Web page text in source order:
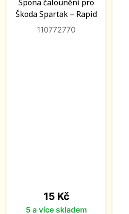
Spona čalounění pro
Škoda Spartak – Rapid
110772770
Cena
15 Kč
5 a více skladem